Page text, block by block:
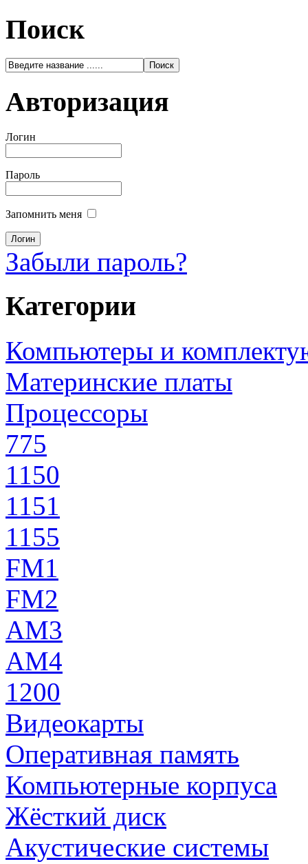
Поиск
Авторизация
Логин
Пароль
Запомнить меня
Забыли пароль?
Категории
Компьютеры и
Материнские платы
Процессоры
775
1150
1151
1155
FM1
FM2
AM3
AM4
1200
Видеокарты
Оперативная память
Компьютерные корпуса
Жёсткий диск
Акустические системы